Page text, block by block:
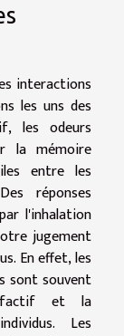
interactions
les uns des
les odeurs
la mémoire
entre les
réponses
l'inhalation
jugement
En effet, les
sont souvent
et la
Les